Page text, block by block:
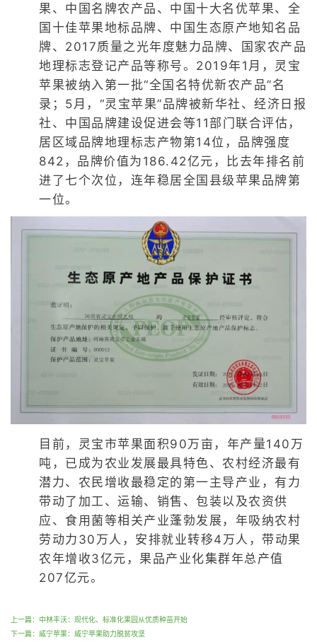
果、中国名牌农产品、中国十大名优苹果、全
国十佳苹果地标品牌、中国生态原产地知名品
牌、2017质量之光年度魅力品牌、国家农产品
地理标志登记产品等称号。2019年1月，灵宝
苹果被纳入第一批“全国名特优新农产品”名
录；5月，“灵宝苹果”品牌被新华社、经济日报
社、中国品牌建设促进会等11部门联合评估，
居区域品牌地理标志产物第14位，品牌强度
842，品牌价值为186.42亿元，比去年排名前
进了七个次位，连年稳居全国县级苹果品牌第
一位。
目前，灵宝市苹果面积90万亩，年产量140万
吨，已成为农业发展最具特色、农村经济最有
潜力、农民增收最稳定的第一主导产业，有力
带动了加工、运输、销售、包装以及农资供
应、食用菌等相关产业蓬勃发展，年吸纳农村
劳动力30万人，安排就业转移4万人，带动果
农年增收3亿元，果品产业化集群年总产值
207亿元。
上一篇：中林丰沃：现代化、标准化果园从优质种苗开始
下一篇：威宁苹果：威宁苹果助力脱贫攻坚